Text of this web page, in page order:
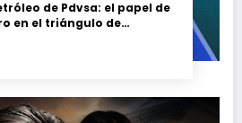
de Pdvsa: el papel de
en el triángulo de